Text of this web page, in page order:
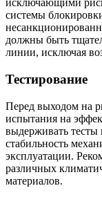
исключающими
системы
должны быть
линии, исключая
Тестирование
Перед выходом на
испытания на
выдерживать тесты
стабильность
эксплуатации.
различных
материалов.